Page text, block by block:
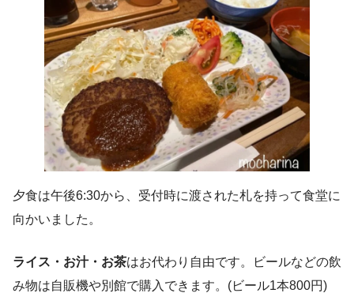
夕食は午後6:30から、受付時に渡された札を持って食堂に
向かいました。
ライス・お汁・お茶はお代わり自由です。ビールなどの飲
み物は自販機や別館で購入できます。(ビール1本800円)